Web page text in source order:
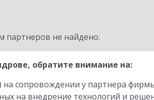
не найдено.
обратите внимание на:
сопровождении у партнера
на внедрение технологий и